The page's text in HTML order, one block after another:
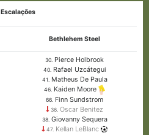
Escalações
Bethlehem Steel
30. Pierce Holbrook
40.Rafael Uzcátegui
41. Matheus De Paula
46. Kaiden Moore
66. Finn Sundstrom
36. Oscar Benitez
38.Giovanny Sequera
47. Kellan LeBlanc